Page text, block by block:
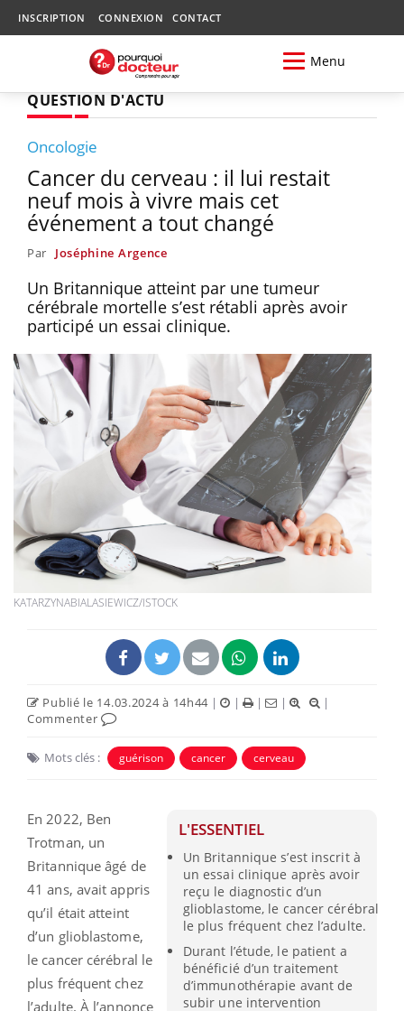
INSCRIPTION CONNEXION CONTACT
Menu
QUESTION D'ACTU
Oncologie
Cancer du cerveau : il lui restait
neuf mois à vivre mais cet
événement a tout changé
Par Joséphine Argence
Un Britannique atteint par une tumeur
cérébrale mortelle s’est rétabli après avoir
participé un essai clinique.
KATARZYNABIALASIEWICZ/ISTOCK
Publié le 14.03.2024 à 14h44 | | | |
|
Commenter
Mots clés : guérison cancer cerveau
L'ESSENTIEL
Un Britannique s’est inscrit à
un essai clinique après avoir
reçu le diagnostic d’un
glioblastome, le cancer cérébral
le plus fréquent chez l’adulte.
Durant l’étude, le patient a
bénéficié d’un traitement
d’immunothérapie avant de
subir une intervention
En 2022, Ben
Trotman, un
Britannique âgé de
41 ans, avait appris
qu’il était atteint
d’un glioblastome,
le cancer cérébral le
plus fréquent chez
l’adulte. À l’annonce